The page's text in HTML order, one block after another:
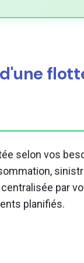
selon vos
par
planifiés.